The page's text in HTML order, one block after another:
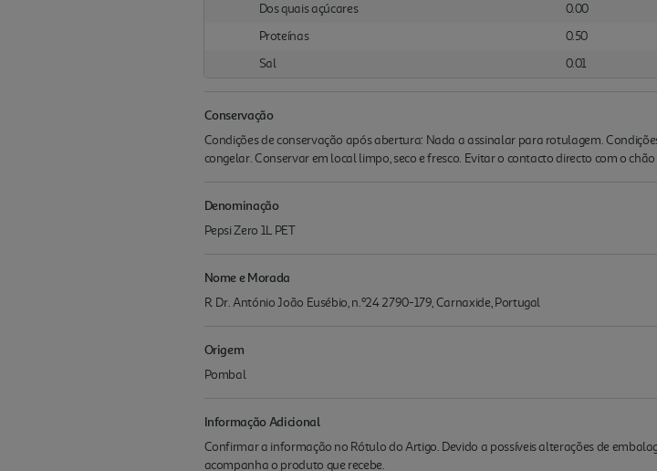
Dos quais açúcares
0.00
Proteínas
0.50
Sal
0.01
Conservação
Condições de conservação após abertura: Nada a assinalar para rotulagem.
congelar. Conservar em local limpo, seco e fresco. Evitar o contacto directo com o chão
Denominação
Pepsi Zero 1L PET
Nome e Morada
R. Dr. António João Eusébio, n.º24 2790-179, Carnaxide, Portugal
Origem
Pombal
Informação Adicional
Confirmar a informação no Rótulo do Artigo. Devido a possíveis alterações de
acompanha o produto que recebe.